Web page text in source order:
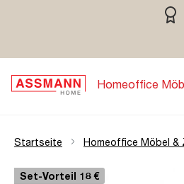
Zur Hauptnavigation
80
Homeoffice
Startseite Homeoffice Möbel &
Bildergalerie überspringen
Öffne Zoom-Modal
Set-Vorteil 18 €